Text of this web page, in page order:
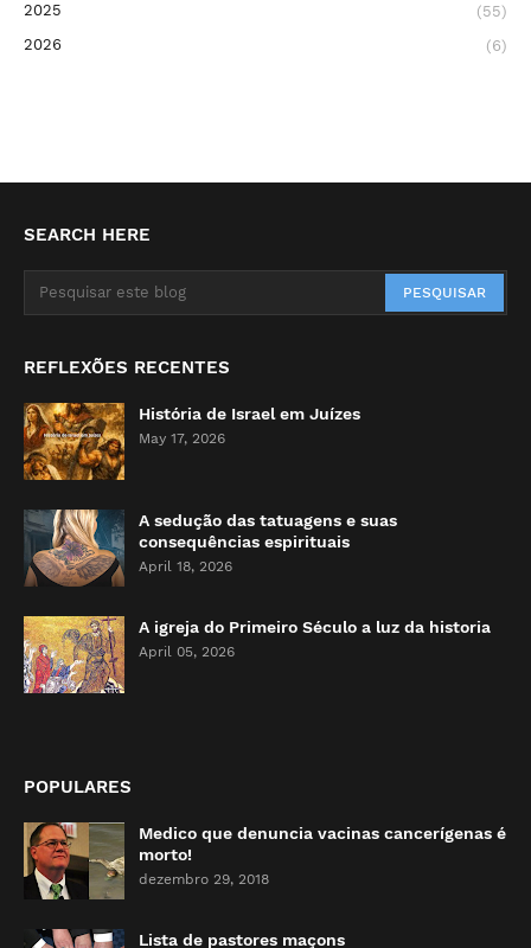
2025
(55)
2026
(6)
SEARCH HERE
REFLEXÕES RECENTES
História de Israel em Juízes
May 17, 2026
A sedução das tatuagens e suas
consequências espirituais
April 18, 2026
A igreja do Primeiro Século a luz da historia
April 05, 2026
POPULARES
Medico que denuncia vacinas cancerígenas é
morto!
dezembro 29, 2018
Lista de pastores maçons